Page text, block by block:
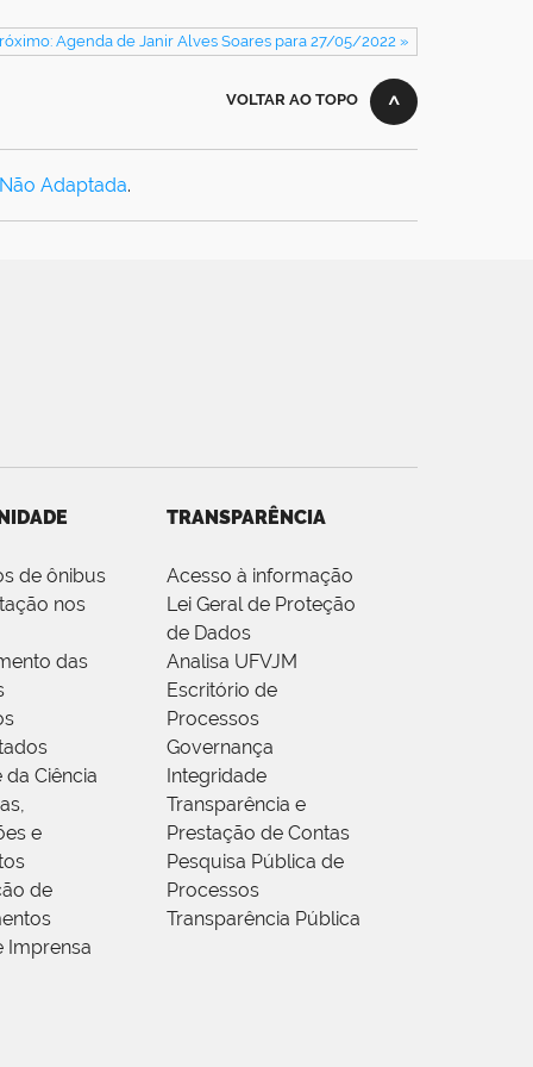
Agenda de Janir Alves Soares para 27/05/2022 »
VOLTAR AO TOPO
Adaptada.
de ônibus
nos
das
da Ciência
e
de
Imprensa
TRANSPARÊNCIA
Acesso à informação
Lei Geral de Proteção
de Dados
Analisa UFVJM
Escritório de
Processos
Governança
Integridade
Transparência e
Prestação de Contas
Pesquisa Pública de
Processos
Transparência Pública